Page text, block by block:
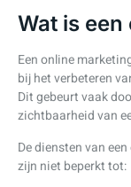
Wat is
Een online
bij het verbeteren
Dit gebeurt vaak
zichtbaarheid van
De diensten van
zijn niet beperkt tot: